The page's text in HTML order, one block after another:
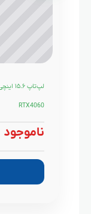
RTX4060
ناموجود